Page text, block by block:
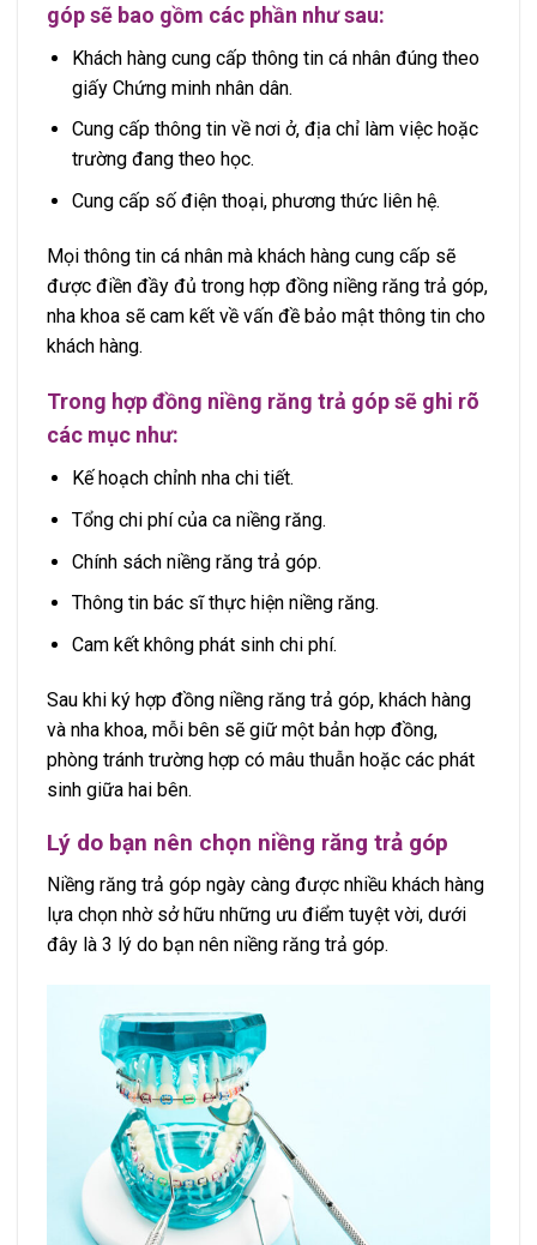
góp sẽ bao gồm các phần như sau:
Khách hàng cung cấp thông tin cá nhân đúng theo
giấy Chứng minh nhân dân.
Cung cấp thông tin về nơi ở, địa chỉ làm việc hoặc
trường đang theo học.
Cung cấp số điện thoại, phương thức liên hệ.
Mọi thông tin cá nhân mà khách hàng cung cấp sẽ
được điền đầy đủ trong hợp đồng niềng răng trả góp,
nha khoa sẽ cam kết về vấn đề bảo mật thông tin cho
khách hàng.
Trong hợp đồng niềng răng trả góp sẽ ghi rõ
các mục như:
Kế hoạch chỉnh nha chi tiết.
Tổng chi phí của ca niềng răng.
Chính sách niềng răng trả góp.
Thông tin bác sĩ thực hiện niềng răng.
Cam kết không phát sinh chi phí.
Sau khi ký hợp đồng niềng răng trả góp, khách hàng
và nha khoa, mỗi bên sẽ giữ một bản hợp đồng,
phòng tránh trường hợp có mâu thuẫn hoặc các phát
sinh giữa hai bên.
Lý do bạn nên chọn niềng răng trả góp
Niềng răng trả góp ngày càng được nhiều khách hàng
lựa chọn nhờ sở hữu những ưu điểm tuyệt vời, dưới
đây là 3 lý do bạn nên niềng răng trả góp.